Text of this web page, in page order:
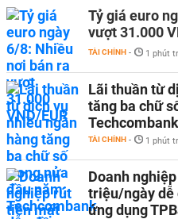
Tỷ giá euro
vượt 31.000
TÀI CHÍNH - 1 phút
Lãi thuần từ
tăng ba chữ
TÀI CHÍNH - 1 phút
Doanh
triệu/ngày dễ
ứng dụng